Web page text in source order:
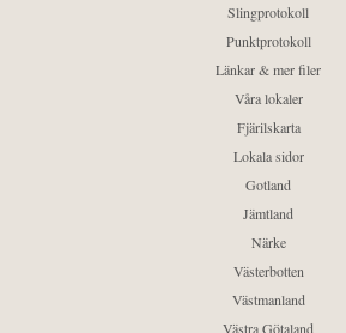
Slingprotokoll
Punktprotokoll
Länkar & mer filer
Våra lokaler
Fjärilskarta
Lokala sidor
Gotland
Jämtland
Närke
Västerbotten
Västmanland
Västra Götaland